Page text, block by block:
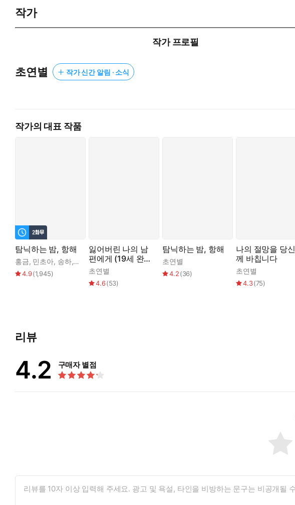
뜻하지 않게 사랑하는 사람과 얼결에 관계를 맺게 된 엘레나는
세르닐의 돌변한 태도에 놀라면서도 한편으로는 흥분하는데.
“정신 차려. 응? 이러지…….”
“왜? 나랑은 싫어? 그 새끼랑 할 땐 좋아서 흥건히 젖었었다며.”
작가
작가 프로필
초연별 작가 신간 알림 · 소식
작가의 대표 작품
탐닉하는 밤, 항해
홍금, 민초아, 송하, 초연별
4.9(1,945)
잃어버린 나의 남
편에게 (19세 완전
판)
초연별
4.6(53)
탐닉하는 밤, 항해
초연별
4.2(36)
나의 절망을 당신
께 바칩니다
초연별
4.3(75)
리뷰
4.2 구매자 별점